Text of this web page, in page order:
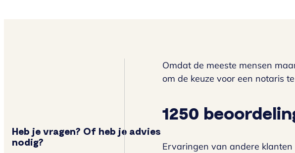
Heb je vragen? Of heb je advies
nodig?
Omdat de meeste mensen
om de keuze voor een notaris
1250
Ervaringen van andere